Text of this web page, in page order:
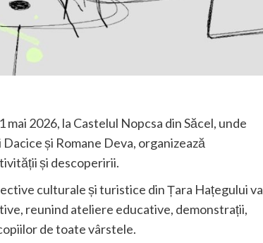
2026, la Castelul Nopcsa din Săcel, unde
și Romane Deva, organizează
și descoperirii.
culturale și turistice din Țara Hațegului va
reunind ateliere educative, demonstrații,
de toate vârstele.